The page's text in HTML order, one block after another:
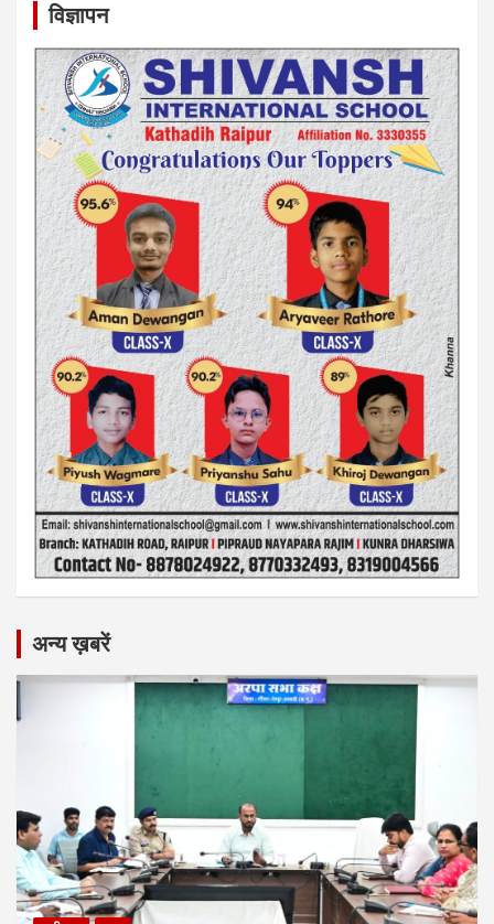
विज्ञापन
अन्य ख़बरें